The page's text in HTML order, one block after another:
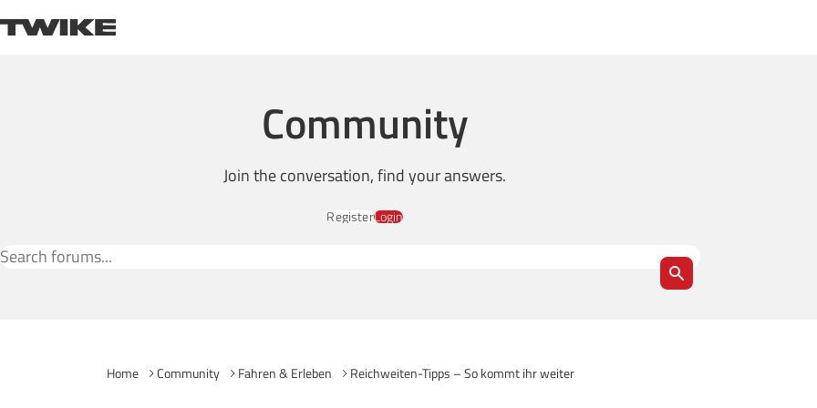
TWIKE
Community
Join the conversation, find your answers.
RegisterLogin
Search Forums
Home Community Fahren & Erleben Reichweiten-Tipps – So kommt ihr weiter